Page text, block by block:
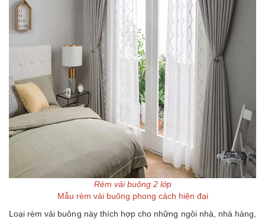
Rèm vải buông 2 lớp
Mẫu rèm vải buông phong cách hiện đại
Loại rèm vải buông này thích hợp cho những ngôi nhà, nhà hàng,